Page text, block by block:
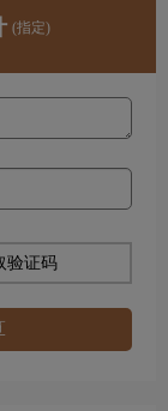
(指定)
验证码